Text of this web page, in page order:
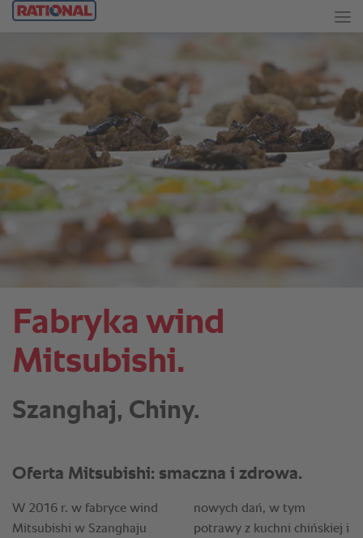
Fabryka wind
Mitsubishi.
Szanghaj, Chiny.